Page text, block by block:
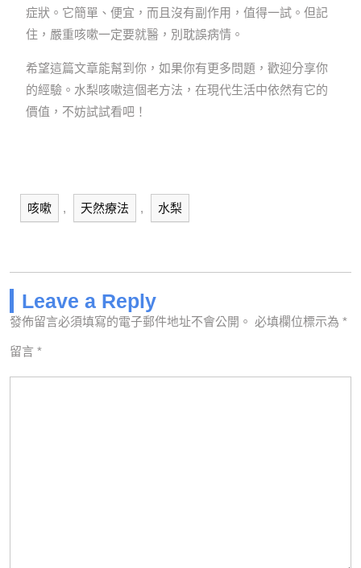
症狀。它簡單、便宜，而且沒有副作用，值得一試。但記
住，嚴重咳嗽一定要就醫，別耽誤病情。
希望這篇文章能幫到你，如果你有更多問題，歡迎分享你
的經驗。水梨咳嗽這個老方法，在現代生活中依然有它的
價值，不妨試試看吧！
咳嗽 , 天然療法 , 水梨
Leave a Reply
發佈留言必須填寫的電子郵件地址不會公開。 必填欄位標示為 *
留言 *